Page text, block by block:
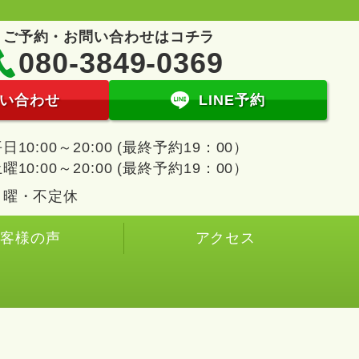
ご予約・お問い合わせはコチラ
080-3849-0369
合わせ LINE予約
日10:00～20:00 (最終予約19：00）
曜10:00～20:00 (最終予約19：00）
・不定休
様の声 アクセス